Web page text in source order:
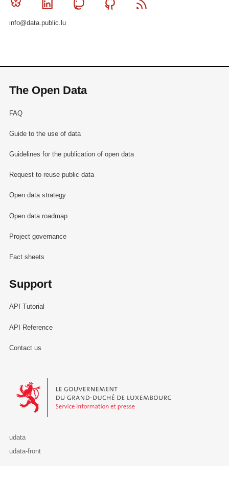
Bluesky Linkedin MastodonGithub
info@data.public.lu
The Open Data
FAQ
Guide to the use of data
Guidelines for the publication of open data
Request to reuse public data
Open data strategy
Open data roadmap
Project governance
Fact sheets
Support
API Tutorial
API Reference
Contact us
Le Gouvernement du Grand-Duché de Luxembourg - Service
udata
udata-front